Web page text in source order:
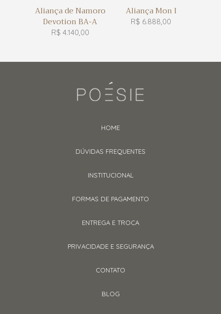
Aliança Mon I
R$ 6.888,00
Aliança de Namoro
Devotion BA-A
R$ 4.140,00
HOME
DÚVIDAS FREQUENTES
INSTITUCIONAL
FORMAS DE PAGAMENTO
ENTREGA E TROCA
PRIVACIDADE E SEGURANÇA
CONTATO
BLOG